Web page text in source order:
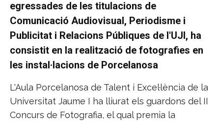
egressades de les titulacions de
Comunicació Audiovisual, Periodisme i
Publicitat i Relacions Públiques de l'UJI, ha
consistit en la realització de fotografies en
les instal·lacions de Porcelanosa
L'Aula Porcelanosa de Talent i Excel·lència de la
Universitat Jaume I ha lliurat els guardons del II
Concurs de Fotografia, el qual premia la